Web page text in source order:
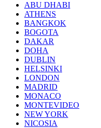
ABU DHABI
ATHENS
BANGKOK
BOGOTA
DAKAR
DOHA
DUBLIN
HELSINKI
LONDON
MADRID
MONACO
MONTEVIDEO
NEW YORK
NICOSIA